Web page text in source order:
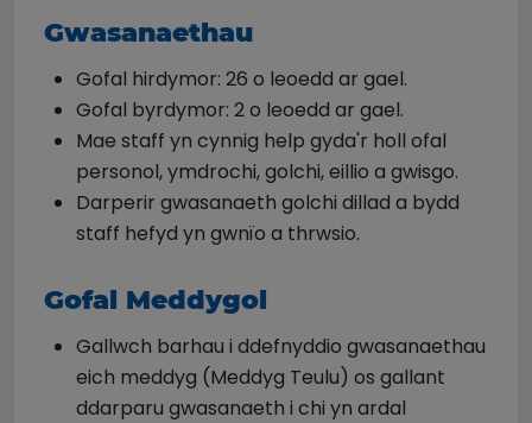
Gwasanaethau
Gofal hirdymor: 26 o leoedd ar gael.
Gofal byrdymor: 2 o leoedd ar gael.
Mae staff yn cynnig help gyda'r holl ofal
personol, ymdrochi, golchi, eillio a gwisgo.
Darperir gwasanaeth golchi dillad a bydd
staff hefyd yn gwnïo a thrwsio.
Gofal Meddygol
Gallwch barhau i ddefnyddio gwasanaethau
eich meddyg (Meddyg Teulu) os gallant
ddarparu gwasanaeth i chi yn ardal